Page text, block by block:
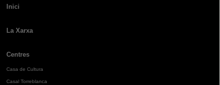
Inici
La Xarxa
Centres
Casa de Cultura
Casal Torreblanca